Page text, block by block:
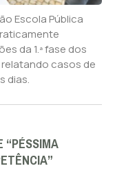
Escola Pública
da 1.ª fase dos
casos de
dias.
“PÉSSIMA